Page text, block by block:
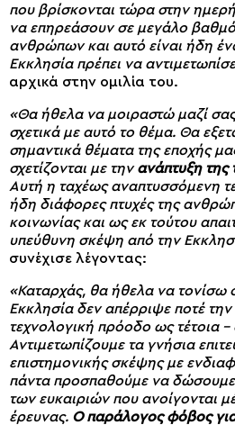
που βρίσκονται τώρα στην
να επηρεάσουν σε μεγάλο
ανθρώπων και αυτό είναι ήδη
Εκκλησία πρέπει να
αρχικά στην ομιλία του.
«Θα ήθελα να μοιραστώ μαζί
σχετικά με αυτό το θέμα. Θα
σημαντικά θέματα της εποχής
σχετίζονται με τηνανάπτυξη της
Αυτή η ταχέως αναπτυσσόμενη
ήδη διάφορες πτυχές της
κοινωνίας και ως εκ τούτου
υπεύθυνη σκέψη από την
συνέχισε λέγοντας:
«Καταρχάς, θα ήθελα να τονίσω
Εκκλησία δεν απέρριψε ποτέ την
τεχνολογική πρόοδο ως τέτοια –
Αντιμετωπίζουμε τα γνήσια
επιστημονικής σκέψης με
πάντα προσπαθούμε να δώσουμε
των ευκαιριών που ανοίγονται
έρευνας. Ο παράλογος φόβος για